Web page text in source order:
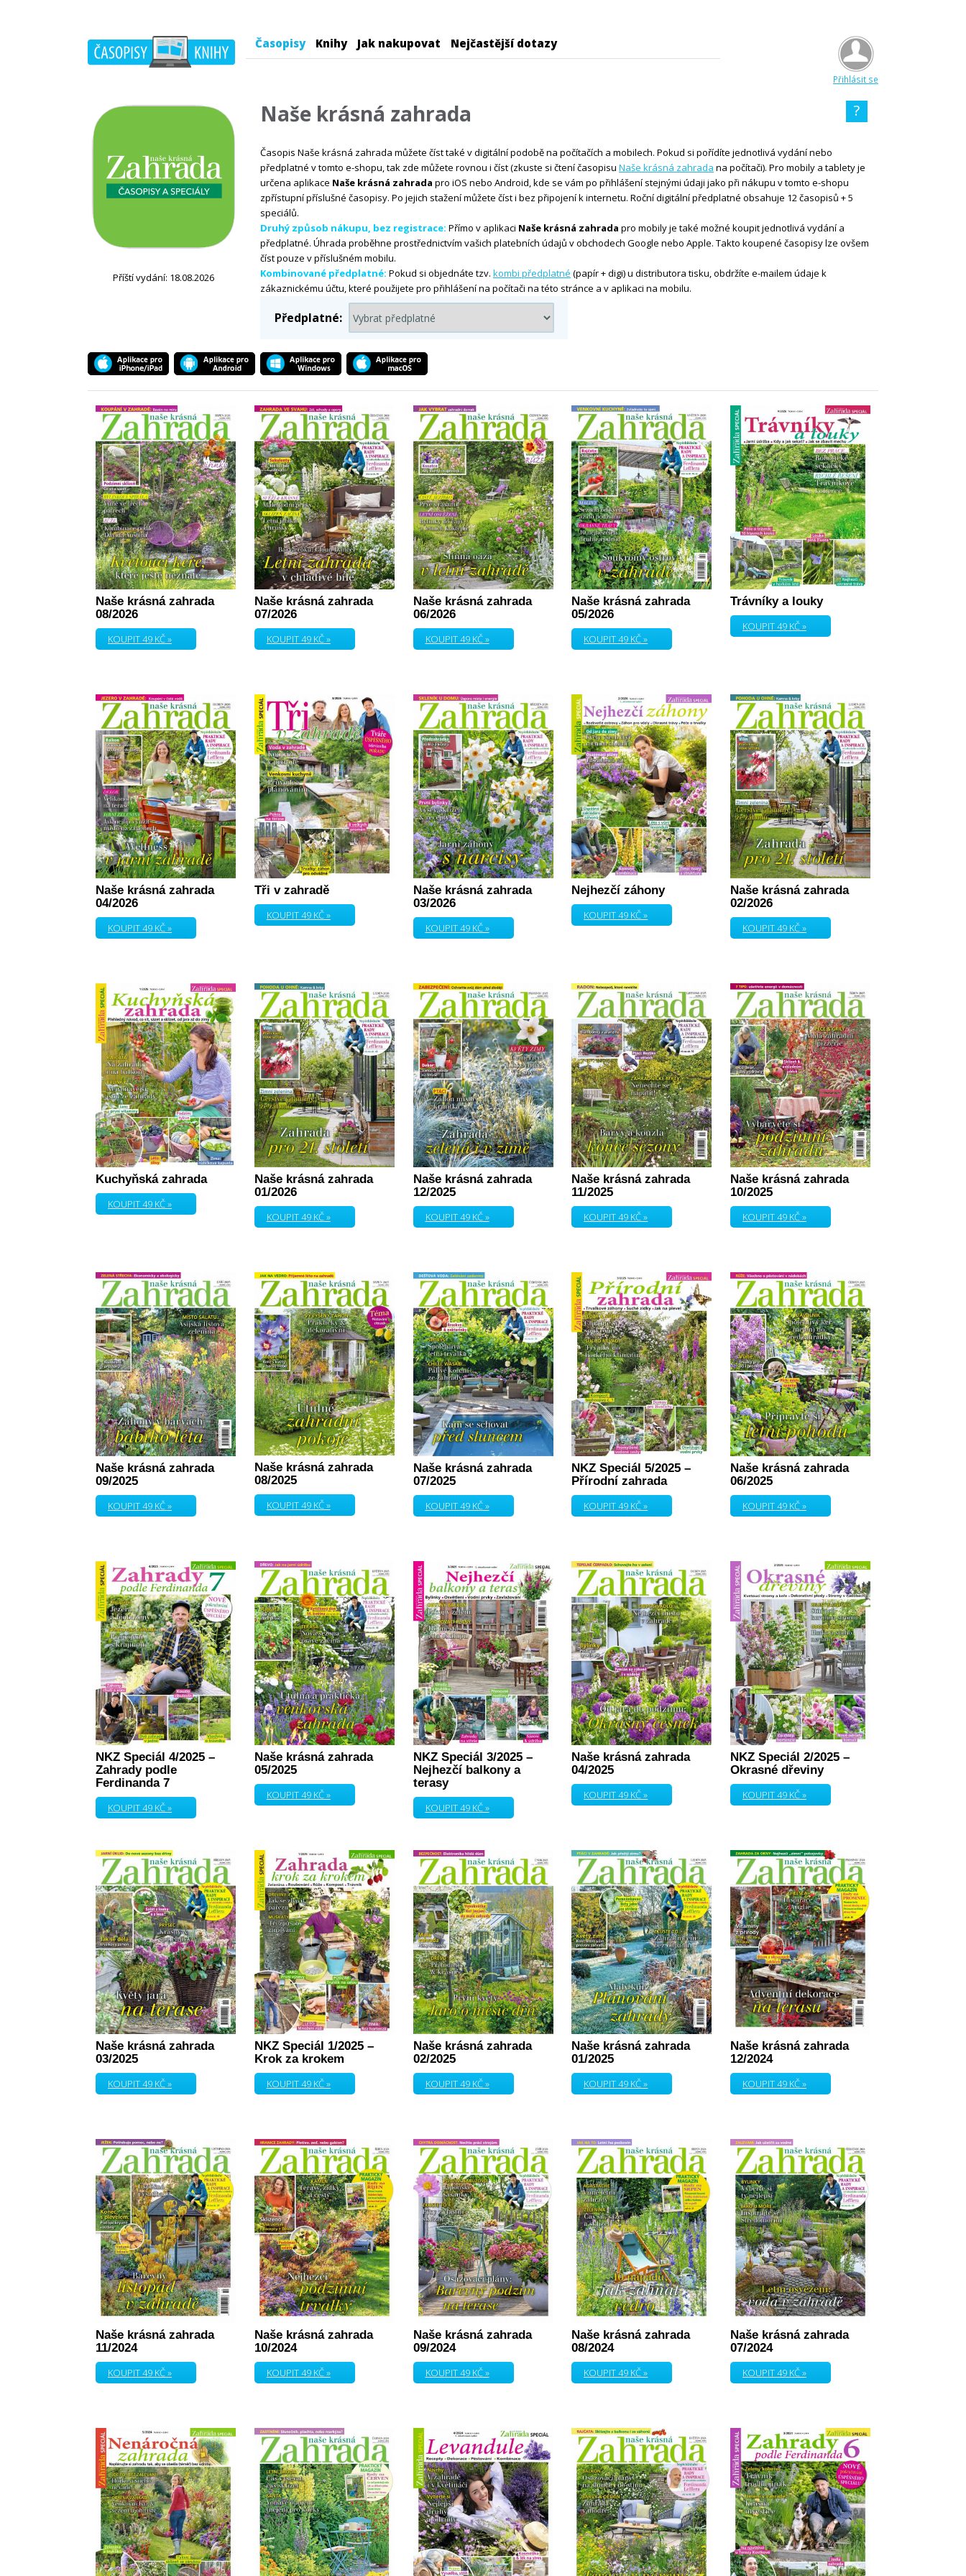
Časopisy Knihy Jak nakupovat Nejčastější dotazy
Přihlásit se
Příští vydání: 18.08.2026
Naše krásná zahrada ?
Časopis Naše krásná zahrada můžete číst také v digitální podobě na počítačích a mobilech. Pokud si pořídíte jednotlivá vydání nebo
předplatné v tomto e-shopu, tak zde můžete rovnou i číst (zkuste si čtení časopisu Naše krásná zahrada na počítači). Pro mobily a tablety je
určena aplikace Naše krásná zahrada pro iOS nebo Android, kde se vám po přihlášení stejnými údaji jako při nákupu v tomto e-shopu
zpřístupní příslušné časopisy. Po jejich stažení můžete číst i bez připojení k internetu. Roční digitální předplatné obsahuje 12 časopisů + 5
speciálů.
Druhý způsob nákupu, bez registrace: Přímo v aplikaci Naše krásná zahrada pro mobily je také možné koupit jednotlivá vydání a
předplatné. Úhrada proběhne prostřednictvím vašich platebních údajů v obchodech Google nebo Apple. Takto koupené časopisy lze ovšem
číst pouze v příslušném mobilu.
Kombinované předplatné: Pokud si objednáte tzv. kombi předplatné (papír + digi) u distributora tisku, obdržíte e-mailem údaje k
zákaznickému účtu, které použijete pro přihlášení na počítači na této stránce a v aplikaci na mobilu.
Předplatné:
Naše krásná zahrada
08/2026
KOUPIT 49 KČ »
Naše krásná zahrada
07/2026
KOUPIT 49 KČ »
Naše krásná zahrada
06/2026
KOUPIT 49 KČ »
Naše krásná zahrada
05/2026
KOUPIT 49 KČ »
Trávníky a louky
KOUPIT 49 KČ »
Naše krásná zahrada
04/2026
KOUPIT 49 KČ »
Tři v zahradě
KOUPIT 49 KČ »
Naše krásná zahrada
03/2026
KOUPIT 49 KČ »
Nejhezčí záhony
KOUPIT 49 KČ »
Naše krásná zahrada
02/2026
KOUPIT 49 KČ »
Kuchyňská zahrada
KOUPIT 49 KČ »
Naše krásná zahrada
01/2026
KOUPIT 49 KČ »
Naše krásná zahrada
12/2025
KOUPIT 49 KČ »
Naše krásná zahrada
11/2025
KOUPIT 49 KČ »
Naše krásná zahrada
10/2025
KOUPIT 49 KČ »
Naše krásná zahrada
09/2025
KOUPIT 49 KČ »
Naše krásná zahrada
08/2025
KOUPIT 49 KČ »
Naše krásná zahrada
07/2025
KOUPIT 49 KČ »
NKZ Speciál 5/2025 –
Přírodní zahrada
KOUPIT 49 KČ »
Naše krásná zahrada
06/2025
KOUPIT 49 KČ »
NKZ Speciál 4/2025 –
Zahrady podle
Ferdinanda 7
KOUPIT 49 KČ »
Naše krásná zahrada
05/2025
KOUPIT 49 KČ »
NKZ Speciál 3/2025 –
Nejhezčí balkony a
terasy
KOUPIT 49 KČ »
Naše krásná zahrada
04/2025
KOUPIT 49 KČ »
NKZ Speciál 2/2025 –
Okrasné dřeviny
KOUPIT 49 KČ »
Naše krásná zahrada
03/2025
KOUPIT 49 KČ »
NKZ Speciál 1/2025 –
Krok za krokem
KOUPIT 49 KČ »
Naše krásná zahrada
02/2025
KOUPIT 49 KČ »
Naše krásná zahrada
01/2025
KOUPIT 49 KČ »
Naše krásná zahrada
12/2024
KOUPIT 49 KČ »
Naše krásná zahrada
11/2024
KOUPIT 49 KČ »
Naše krásná zahrada
10/2024
KOUPIT 49 KČ »
Naše krásná zahrada
09/2024
KOUPIT 49 KČ »
Naše krásná zahrada
08/2024
KOUPIT 49 KČ »
Naše krásná zahrada
07/2024
KOUPIT 49 KČ »